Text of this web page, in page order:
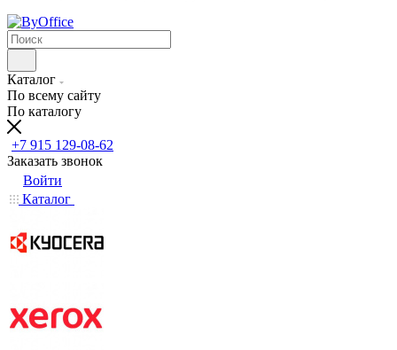
Каталог
По всему сайту
По каталогу
+7 915 129-08-62
Заказать звонок
Войти
Каталог